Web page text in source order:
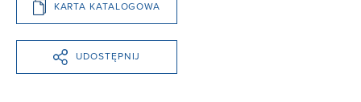
KARTA KATALOGOWA
UDOSTĘPNIJ